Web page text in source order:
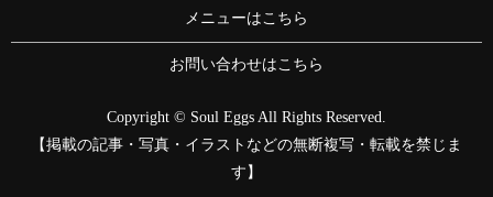
メニューはこちら
お問い合わせはこちら
Copyright © Soul Eggs All Rights Reserved.
【掲載の記事・写真・イラストなどの無断複写・転載を禁じま
す】